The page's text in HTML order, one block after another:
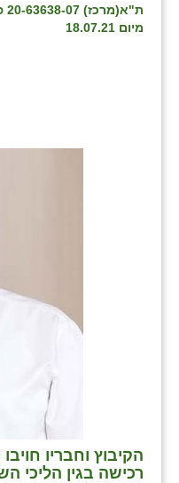
מיום 18.07.21
הקיבוץ וחבריו
רכישה בגין הליכי